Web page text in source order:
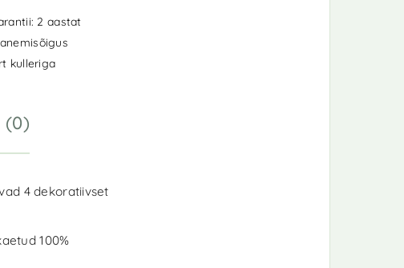
2 aastat
kulleriga
(0)
4 dekoratiivset
100%